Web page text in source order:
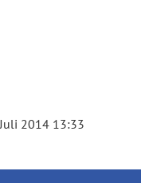
2014 13:33